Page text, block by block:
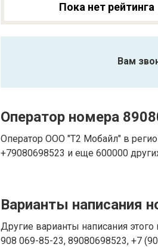
Пока нет рейтинга
Вам
Оператор номера
Оператор ООО "Т2 Мобайл" в
+79080698523 и еще 600000
Варианты написания
Другие варианты написания
908 069-85-23, 89080698523, +7